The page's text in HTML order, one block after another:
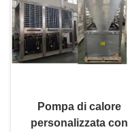
riscaldamento
efficiente
Pompa di calore
personalizzata con